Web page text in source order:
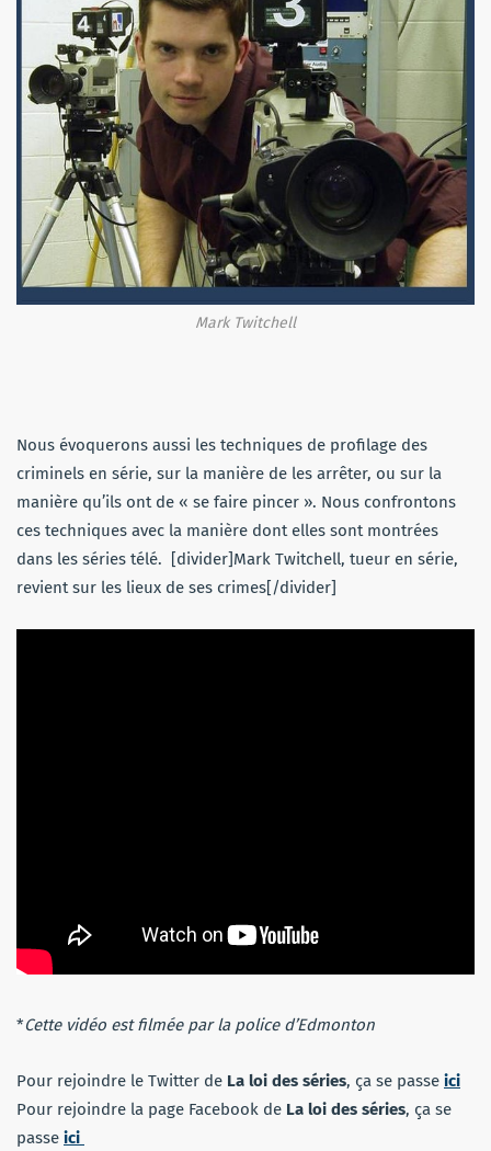
Mark Twitchell
Nous évoquerons aussi les techniques de profilage des
criminels en série, sur la manière de les arrêter, ou sur la
manière qu’ils ont de « se faire pincer ». Nous confrontons
ces techniques avec la manière dont elles sont montrées
dans les séries télé. [divider]Mark Twitchell, tueur en série,
revient sur les lieux de ses crimes[/divider]
*Cette vidéo est filmée par la police d’Edmonton
Pour rejoindre le Twitter de La loi des séries, ça se passe ici
Pour rejoindre la page Facebook de La loi des séries, ça se
passe ici